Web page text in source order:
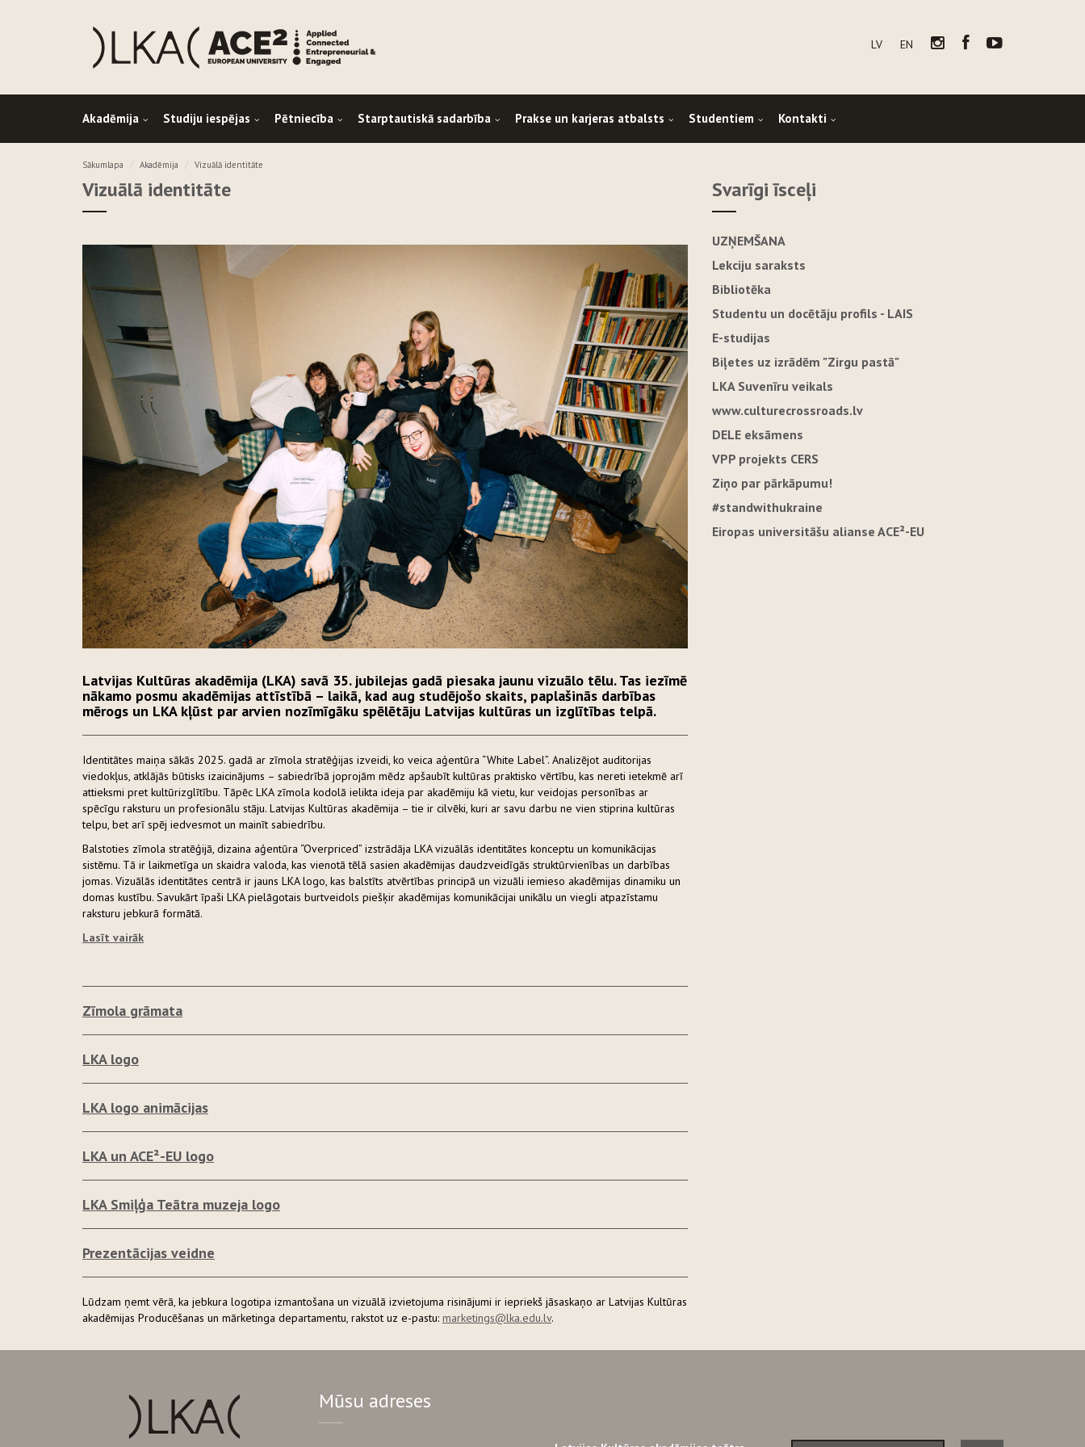
LV EN
Akadēmija Studiju iespējas Pētniecība Starptautiskā sadarbība Prakse un karjeras atbalsts Studentiem Kontakti
Sākumlapa Akadēmija Vizuālā identitāte
Vizuālā identitāte
Latvijas Kultūras akadēmija (LKA) savā 35. jubilejas gadā piesaka jaunu vizuālo tēlu. Tas iezīmē
nākamo posmu akadēmijas attīstībā – laikā, kad aug studējošo skaits, paplašinās darbības
mērogs un LKA kļūst par arvien nozīmīgāku spēlētāju Latvijas kultūras un izglītības telpā.
Identitātes maiņa sākās 2025. gadā ar zīmola stratēģijas izveidi, ko veica aģentūra “White Label”. Analizējot auditorijas
viedokļus, atklājās būtisks izaicinājums – sabiedrībā joprojām mēdz apšaubīt kultūras praktisko vērtību, kas nereti ietekmē arī
attieksmi pret kultūrizglītību. Tāpēc LKA zīmola kodolā ielikta ideja par akadēmiju kā vietu, kur veidojas personības ar
spēcīgu raksturu un profesionālu stāju. Latvijas Kultūras akadēmija – tie ir cilvēki, kuri ar savu darbu ne vien stiprina kultūras
telpu, bet arī spēj iedvesmot un mainīt sabiedrību.
Balstoties zīmola stratēģijā, dizaina aģentūra “Overpriced” izstrādāja LKA vizuālās identitātes konceptu un komunikācijas
sistēmu. Tā ir laikmetīga un skaidra valoda, kas vienotā tēlā sasien akadēmijas daudzveidīgās struktūrvienības un darbības
jomas. Vizuālās identitātes centrā ir jauns LKA logo, kas balstīts atvērtības principā un vizuāli iemieso akadēmijas dinamiku un
domas kustību. Savukārt īpaši LKA pielāgotais burtveidols piešķir akadēmijas komunikācijai unikālu un viegli atpazīstamu
raksturu jebkurā formātā.
Lasīt vairāk
Zīmola grāmata
LKA logo
LKA logo animācijas
LKA un ACE²-EU logo
LKA Smiļģa Teātra muzeja logo
Prezentācijas veidne
Lūdzam ņemt vērā, ka jebkura logotipa izmantošana un vizuālā izvietojuma risinājumi ir iepriekš jāsaskaņo ar Latvijas Kultūras
akadēmijas Producēšanas un mārketinga departamentu, rakstot uz e-pastu: marketings@lka.edu.lv.
Svarīgi īsceļi
UZŅEMŠANA
Lekciju saraksts
Bibliotēka
Studentu un docētāju profils - LAIS
E-studijas
Biļetes uz izrādēm "Zirgu pastā"
LKA Suvenīru veikals
www.culturecrossroads.lv
DELE eksāmens
VPP projekts CERS
Ziņo par pārkāpumu!
#standwithukraine
Eiropas universitāšu alianse ACE²-EU
Mūsu adreses